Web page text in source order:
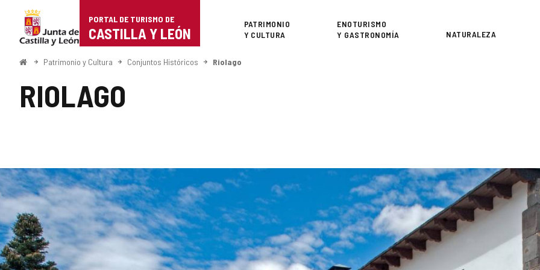
Portal
de
Turismo
Castilla
PORTAL DE TURISMO DE
CASTILLA Y LEÓN
Superior
PATRIMONIO
Y CULTURA
ENOTURISMO
Y GASTRONOMÍA
NATURALEZA
InicioPatrimonio y Cultura Conjuntos Históricos Riolago
RIOLAGO
GALERÍA
DE
IMÁGENES
Número
de
diapositivas: